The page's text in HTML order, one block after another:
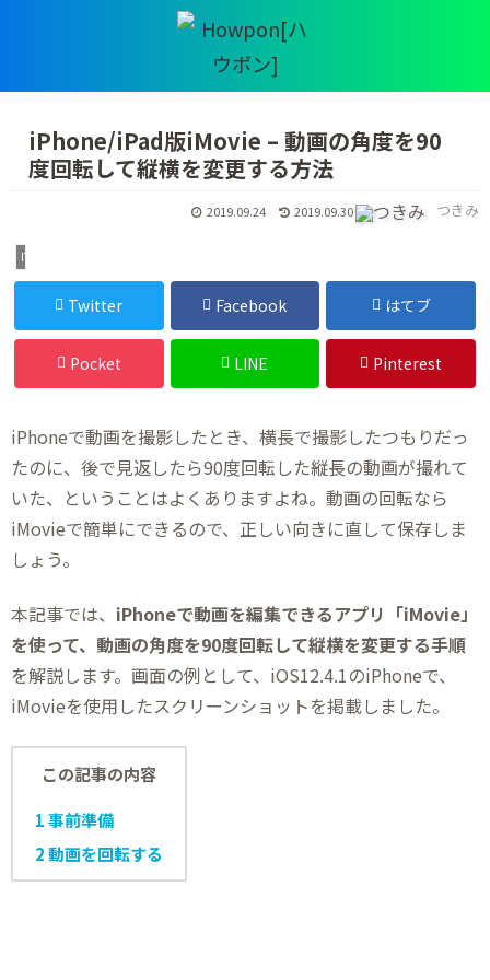
iPhone/iPad版iMovie – 動画の角度を90
度回転して縦横を変更する方法
つきみ
2019.09.30
2019.09.24
IT・デジタル
Twitter Facebook はてブ
Pocket LINE Pinterest
iPhoneで動画を撮影したとき、横長で撮影したつもりだっ
たのに、後で見返したら90度回転した縦長の動画が撮れて
いた、ということはよくありますよね。動画の回転なら
iMovieで簡単にできるので、正しい向きに直して保存しま
しょう。
本記事では、 iPhoneで動画を編集できるアプリ「iMovie」
を使って、動画の角度を90度回転して縦横を変更する手順
を解説します。画面の例として、iOS12.4.1のiPhoneで、
iMovieを使用したスクリーンショットを掲載しました。
この記事の内容
1事前準備
2動画を回転する